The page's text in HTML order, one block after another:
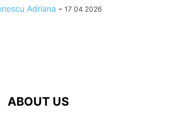
Adriana - 17 04 2026
ABOUT US